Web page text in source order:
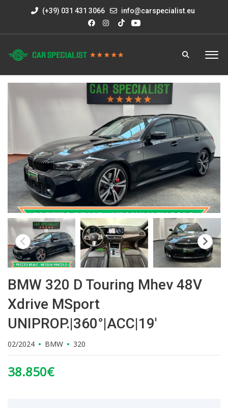
(+39) 031 431 3066 info@carspecialist.eu
BMW 320 D Touring Mhev 48V
Xdrive MSport
UNIPROP.|360°|ACC|19′
02/2024 BMW 320
38.850€